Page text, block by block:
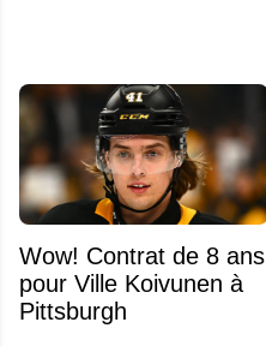
Wow! Contrat de 8 ans
pour Ville Koivunen à
Pittsburgh